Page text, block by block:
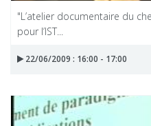
"L’atelier documentaire du
pour l’IST...
22/06/2009 : 16:00 - 17:00